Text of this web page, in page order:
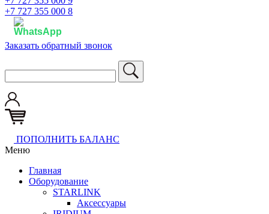
+7 727 355 000 8
Заказать обратный звонок
ПОПОЛНИТЬ БАЛАНС
Меню
Главная
Оборудование
STARLINK
Аксессуары